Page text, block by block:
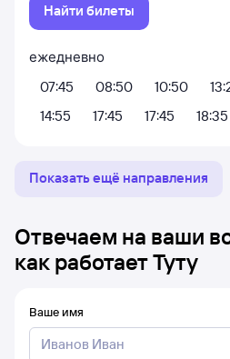
Найти билеты
ежедневно
07:45
08:50 10:50
14:55
17:45 17:45 18:35
Показать ещё направления
Отвечаем на ваши
как работает Туту
Ваше имя